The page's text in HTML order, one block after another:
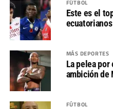
FÚTBOL
Este es el
MÁS DEPORTES
La pelea
ambición de
FÚTBOL